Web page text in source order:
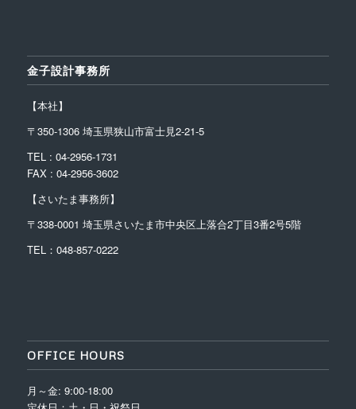
金子設計事務所
【本社】
〒350-1306 埼玉県狭山市富士見2-21-5
TEL : 04-2956-1731
FAX : 04-2956-3602
【さいたま事務所】
〒338-0001 埼玉県さいたま市中央区上落合2丁目3番2号5階
TEL：048-857-0222
OFFICE HOURS
月～金: 9:00-18:00